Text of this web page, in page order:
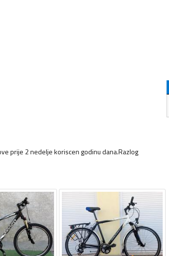
prije 2 nedelje koriscen godinu dana.Razlog